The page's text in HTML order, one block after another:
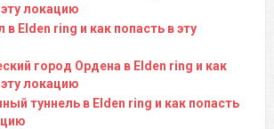
локацию
Elden ring и как попасть в эту
город Ордена в Elden ring и как
локацию
туннель в Elden ring и как попасть